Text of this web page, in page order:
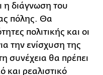
η διάγνωση του
πόλης. Θα
πολιτικής και οι
την ενίσχυση της
συνέχεια θα πρέπει
και ρεαλιστικό